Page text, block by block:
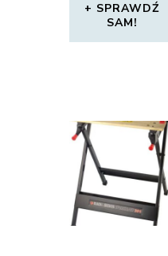
SPRAWDŹ
SAM!